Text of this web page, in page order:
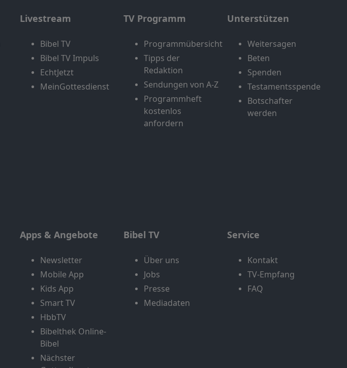
Livestream
Bibel TV
Bibel TV Impuls
EchtJetzt
MeinGottesdienst
TV Programm
Programmübersicht
Tipps der
Redaktion
Sendungen von A-Z
Programmheft
kostenlos
anfordern
Unterstützen
Weitersagen
Beten
Spenden
Testamentsspende
Botschafter
werden
Apps & Angebote
Newsletter
Mobile App
Kids App
Smart TV
HbbTV
Bibelthek Online-
Bibel
Nächster
Bibel TV
Über uns
Jobs
Presse
Mediadaten
Service
Kontakt
TV-Empfang
FAQ